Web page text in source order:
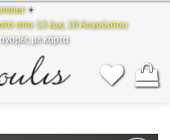
☀️
απο 13 έως 18 Αυγούστου
με κάρτα